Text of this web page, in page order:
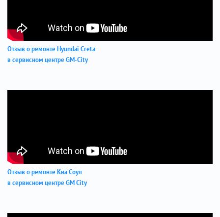
Отзыв о ремонте Hyundai Creta
в сервисном центре GM-City
Отзыв о ремонте Киа Соул
в сервисном центре GM City